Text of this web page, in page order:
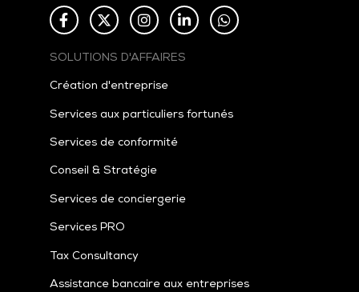
SOLUTIONS D'AFFAIRES
Création d'entreprise
Services aux particuliers fortunés
Services de conformité
Conseil & Stratégie
Services de conciergerie
Services PRO
TaxConsultancy
Assistance bancaire aux entreprises